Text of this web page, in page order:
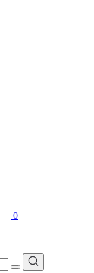
0